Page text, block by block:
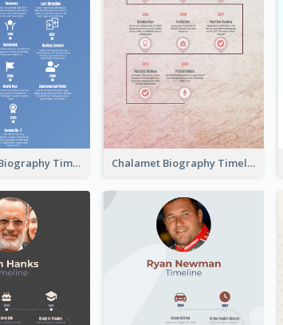
Mike Tyson Biography Timeline Chalamet Biography Timeline